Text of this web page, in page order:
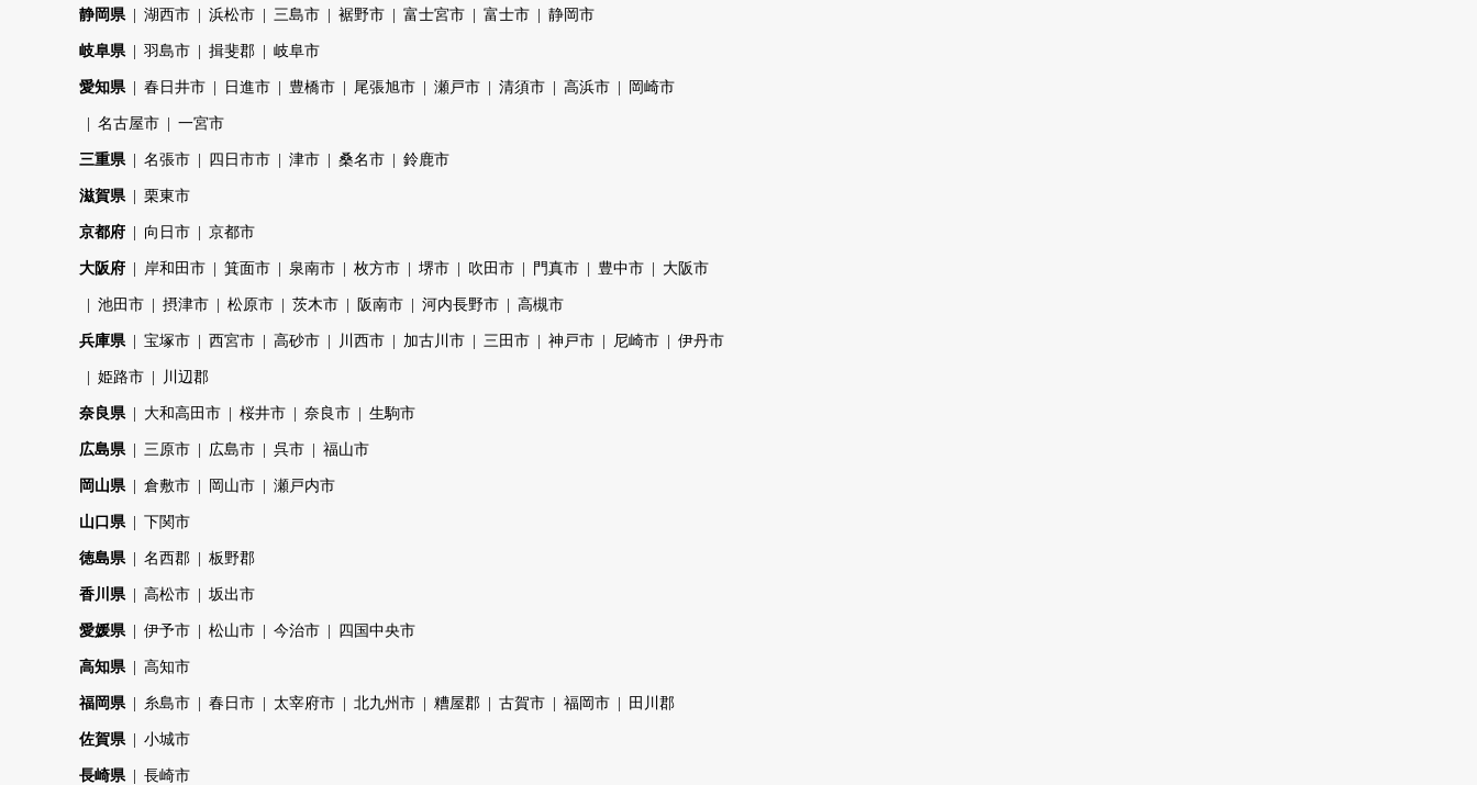
静岡県 湖西市 浜松市 三島市 裾野市 富士宮市 富士市 静岡市
岐阜県 羽島市 揖斐郡 岐阜市
愛知県 春日井市 日進市 豊橋市 尾張旭市 瀬戸市 清須市 高浜市 岡崎市
名古屋市 一宮市
三重県 名張市 四日市市 津市 桑名市 鈴鹿市
滋賀県 栗東市
京都府 向日市 京都市
大阪府 岸和田市 箕面市 泉南市 枚方市 堺市 吹田市 門真市 豊中市 大阪市
池田市 摂津市 松原市 茨木市 阪南市 河内長野市 高槻市
兵庫県 宝塚市 西宮市 高砂市 川西市 加古川市 三田市 神戸市 尼崎市 伊丹市
姫路市 川辺郡
奈良県 大和高田市 桜井市 奈良市 生駒市
広島県 三原市 広島市 呉市 福山市
岡山県 倉敷市 岡山市 瀬戸内市
山口県 下関市
徳島県 名西郡 板野郡
香川県 高松市 坂出市
愛媛県 伊予市 松山市 今治市 四国中央市
高知県 高知市
福岡県 糸島市 春日市 太宰府市 北九州市 糟屋郡 古賀市 福岡市 田川郡
佐賀県 小城市
長崎県 長崎市